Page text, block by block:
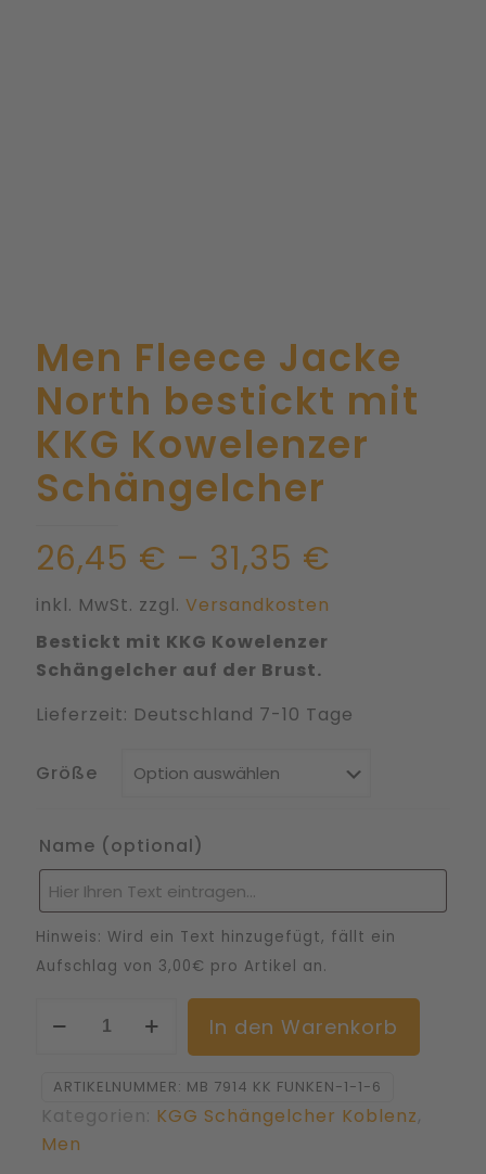
Men Fleece Jacke
North bestickt mit
KKG Kowelenzer
Schängelcher
26,45 € – 31,35 €
inkl. MwSt. zzgl. Versandkosten
Bestickt mit KKG Kowelenzer
Schängelcher auf der Brust.
Lieferzeit: Deutschland 7-10 Tage
Größe
Name (optional)
Hinweis: Wird ein Text hinzugefügt, fällt ein
Aufschlag von 3,00€ pro Artikel an.
North
bestickt
mit
In den Warenkorb
ARTIKELNUMMER: MB 7914 KK FUNKEN-1-1-6
Kategorien: KGG Schängelcher Koblenz,
Men